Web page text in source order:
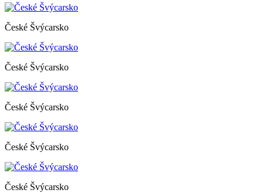
České Švýcarsko
České Švýcarsko
České Švýcarsko
České Švýcarsko
České Švýcarsko